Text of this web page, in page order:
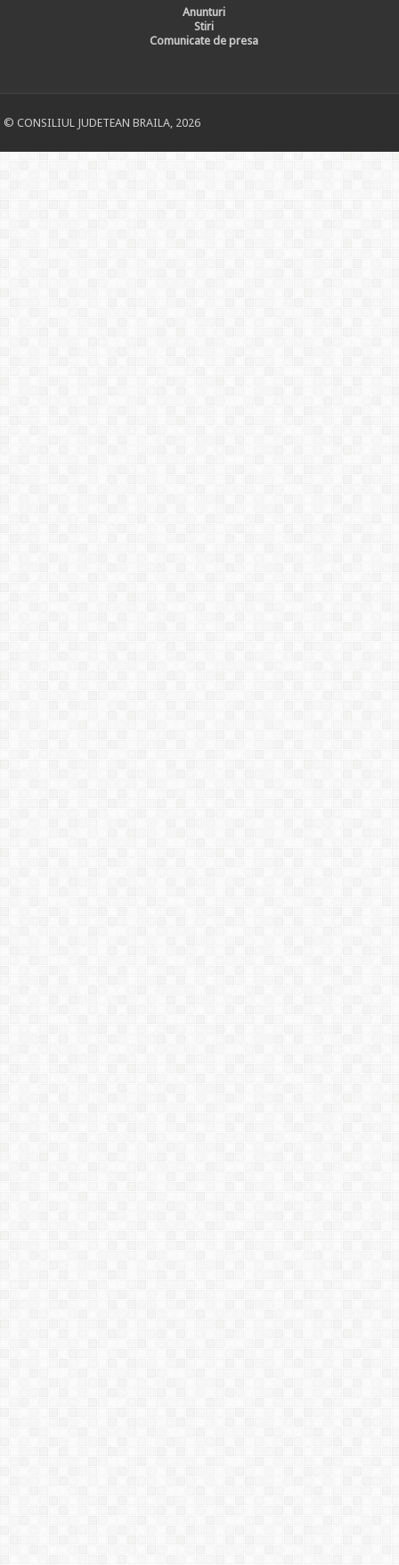
Anunturi
Stiri
Comunicate de presa
© CONSILIUL JUDETEAN BRAILA, 2026